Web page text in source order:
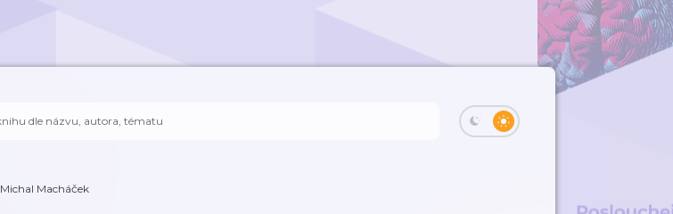
Michal Macháček